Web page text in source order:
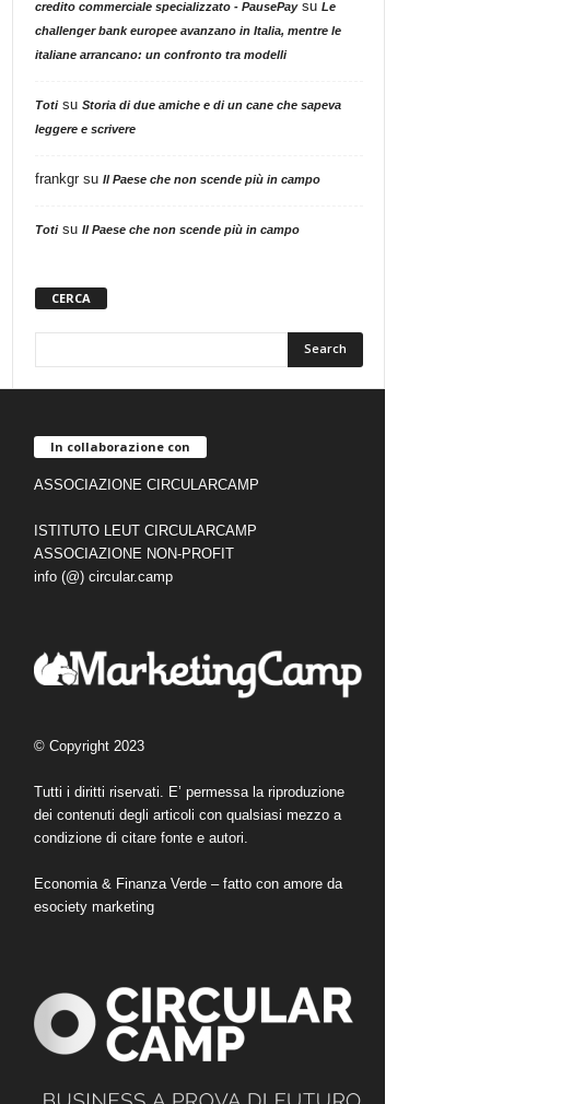
credito commerciale specializzato - PausePaysu Le
challenger bank europee avanzano in Italia, mentre le
italiane arrancano: un confronto tra modelli
Totisu Storia di due amiche e di un cane che sapeva
leggere e scrivere
frankgrsu Il Paese che non scende più in campo
Totisu Il Paese che non scende più in campo
CERCA
In collaborazione con
ASSOCIAZIONE CIRCULARCAMP
ISTITUTO LEUT CIRCULARCAMP
ASSOCIAZIONE NON-PROFIT
info (@) circular.camp
© Copyright 2023
Tutti i diritti riservati. E’ permessa la riproduzione
dei contenuti degli articoli con qualsiasi mezzo a
condizione di citare fonte e autori.
Economia & Finanza Verde – fatto con amore da
esociety marketing